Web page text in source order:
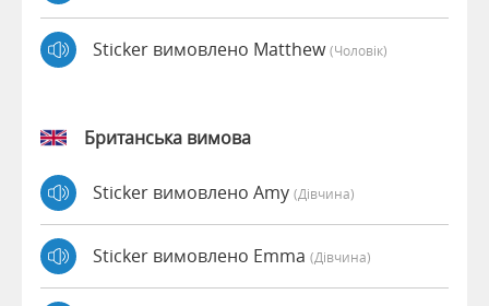
Sticker вимовлено Matthew(чоловік)
Британська вимова
Sticker вимовлено Amy (дівчина)
Sticker вимовлено Emma (дівчина)